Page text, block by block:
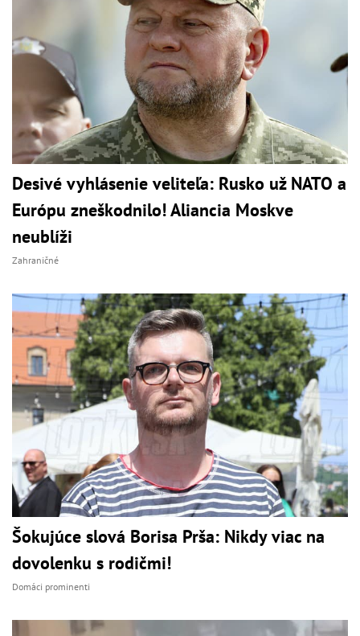
Desivé vyhlásenie veliteľa: Rusko už NATO a
Európu zneškodnilo! Aliancia Moskve
neublíži
Zahraničné
Šokujúce slová Borisa Prša: Nikdy viac na
dovolenku s rodičmi!
Domáci prominenti